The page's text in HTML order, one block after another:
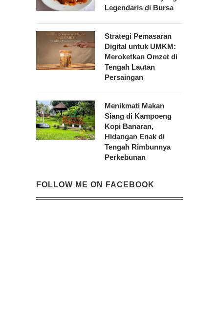
Legendaris di Bursa
Strategi Pemasaran
Digital untuk UMKM:
Meroketkan Omzet di
Tengah Lautan
Persaingan
Menikmati Makan
Siang di Kampoeng
Kopi Banaran,
Hidangan Enak di
Tengah Rimbunnya
Perkebunan
FOLLOW ME ON FACEBOOK